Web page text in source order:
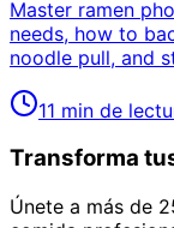
Master ramen
needs, how to
noodle pull, and
11 min de
Transforma
Únete a más de